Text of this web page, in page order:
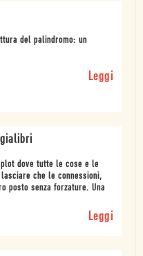
del palindromo: un
Leggi
dove tutte le cose e le
che le connessioni,
posto senza forzature. Una
Leggi